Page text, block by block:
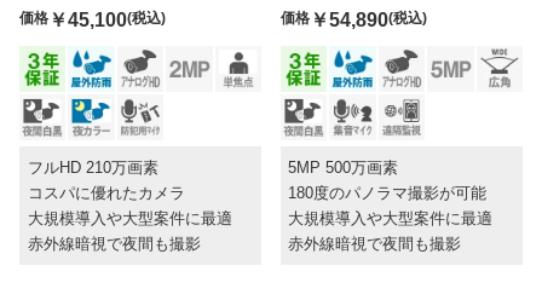
価格 ￥45,100(税込)
フルHD 210万画素
コスパに優れたカメラ
大規模導入や大型案件に最適
赤外線暗視で夜間も撮影
価格￥54,890(税込)
5MP 500万画素
180度のパノラマ撮影が可能
大規模導入や大型案件に最適
赤外線暗視で夜間も撮影